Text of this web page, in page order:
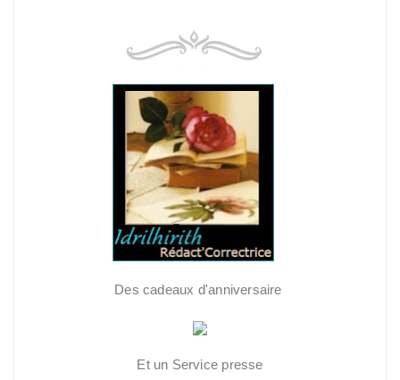
Des cadeaux d'anniversaire
Et un Service presse